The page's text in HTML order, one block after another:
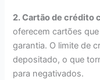
2. Cartão de crédito
oferecem cartões
garantia. O limite de
depositado, o que
para negativados.